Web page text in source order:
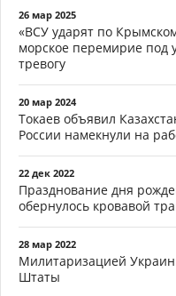
26 мар 2025
«ВСУ ударят по
морское перемирие под
тревогу
20 мар 2024
Токаев объявил
России намекнули на
22 дек 2022
Празднование дня
обернулось кровавой
28 мар 2022
Милитаризацией
Штаты